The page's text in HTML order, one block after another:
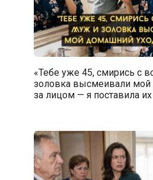
«Тебе уже 45, смирись с
золовка высмеивали
за лицом — я поставила